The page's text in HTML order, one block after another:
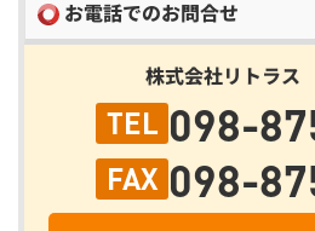
お電話でのお問合せ
株式会社リトラ
TEL 098-
FAX 098-